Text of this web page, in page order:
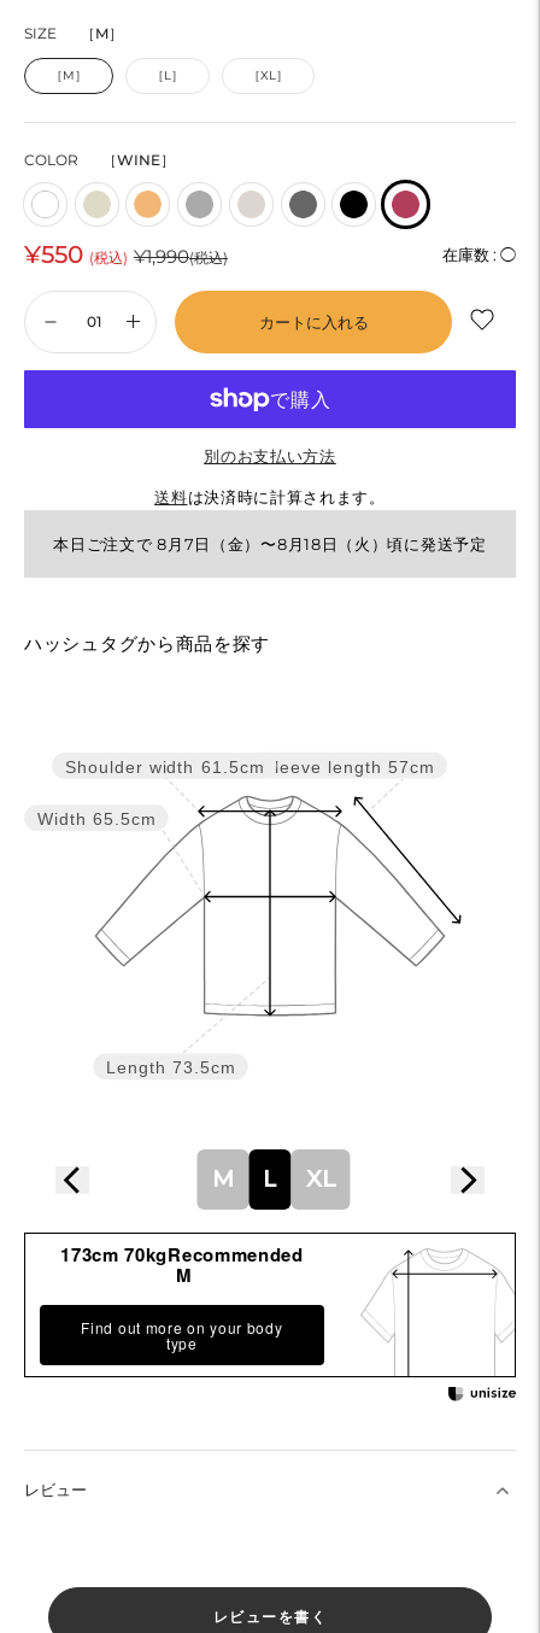
COLOR ［WINE］
SIZE ［M］
［M］ ［L］ ［XL］
¥550 (税込) ¥1,990(税込)通
常
格
在庫数 : ◯
カートに入れる
別のお支払い方法
送料は決済時に計算されます。
本日ご注文で 8月7日（金）〜8月18日（火）頃に発送予定
カ
品
ハッシュタグから商品を探す
Sleeve length 57cm
Length 73.5cm
Width 65.5cm
Shoulder width 61.5cm
M L XL
173cm 70kgRecommended
M
Find out more on your body
type
レビュー
レビューを書く